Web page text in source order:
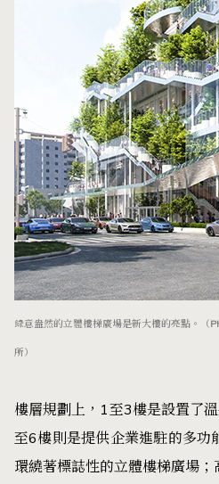
綠意盎然的立體樓梯廣場是新大樓的亮點。（
所）
樓層規劃上，1至3樓是設置了
至6樓則是提供企業進駐的多功
環繞著標誌性的立體樓梯廣場；